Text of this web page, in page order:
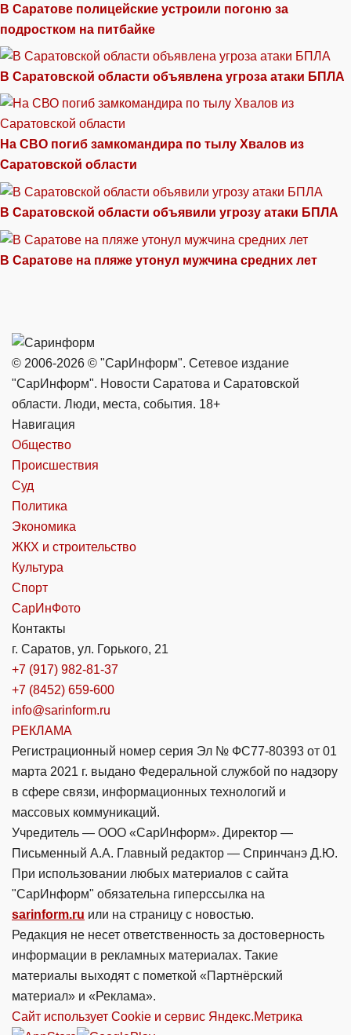
В Саратове полицейские устроили погоню за
подростком на питбайке
В Саратовской области объявлена угроза атаки БПЛА
На СВО погиб замкомандира по тылу Хвалов из
Саратовской области
В Саратовской области объявили угрозу атаки БПЛА
В Саратове на пляже утонул мужчина средних лет
© 2006-2026 © "СарИнформ". Сетевое издание
"СарИнформ". Новости Саратова и Саратовской
области. Люди, места, события. 18+
Навигация
Общество
Происшествия
Суд
Политика
Экономика
ЖКХ и строительство
Культура
Спорт
СарИнФото
Контакты
г. Саратов, ул. Горького, 21
+7 (917) 982-81-37
+7 (8452) 659-600
info@sarinform.ru
РЕКЛАМА
Регистрационный номер серия Эл № ФС77-80393 от 01
марта 2021 г. выдано Федеральной службой по надзору
в сфере связи, информационных технологий и
массовых коммуникаций.
Учредитель — ООО «СарИнформ». Директор —
Письменный А.А. Главный редактор — Спринчанэ Д.Ю.
При использовании любых материалов с сайта
"СарИнформ" обязательна гиперссылка на
sarinform.ru или на страницу с новостью.
Редакция не несет ответственность за достоверность
информации в рекламных материалах. Такие
материалы выходят с пометкой «Партнёрский
материал» и «Реклама».
Сайт использует Cookie и сервиc Яндекс.Метрика